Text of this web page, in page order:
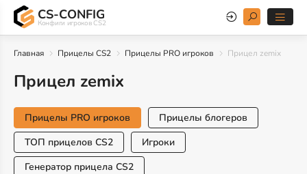
CS-CONFIG
Конфиги игроков CS2
Главная Прицелы CS2 Прицелы PRO игроков Прицел zemix
Прицел zemix
Прицелы PRO игроков
Прицелы блогеров
ТОП прицелов CS2
Игроки
Генератор прицела CS2